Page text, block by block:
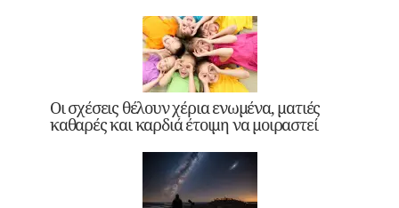
Οι σχέσεις θέλουν χέρια ενωμένα, ματιές
καθαρές και καρδιά έτοιμη να μοιραστεί